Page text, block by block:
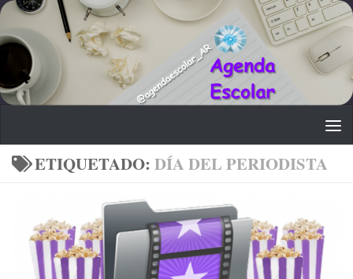
Saltar al contenido
ETIQUETADO: DÍA DEL PERIODISTA